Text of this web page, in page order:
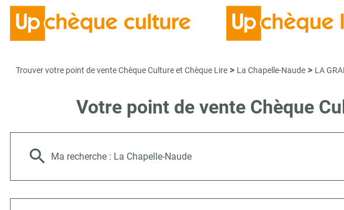
Trouver votre point de vente Chèque Culture et Chèque Lire > La Chapelle-Naude > LA
Votre point de vente Chèque
Ma recherche : La Chapelle-Naude